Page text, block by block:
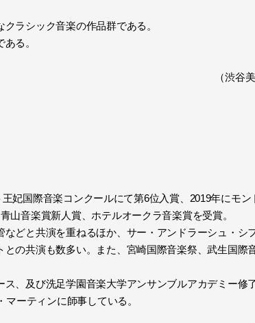
ラシック音楽の作品群である。
る。
（渋谷
妃国際音楽コンクールにて第6位入賞、2019年にモン
山音楽賞新人賞、ホテルオークラ音楽賞を受賞。
どと共演を重ねるほか、サー・アンドラーシュ・シ
の共演も数多い。また、宮崎国際音楽祭、武生国際音
、及び洗足学園音楽大学アンサンブルアカデミー修
ーティンに師事している。